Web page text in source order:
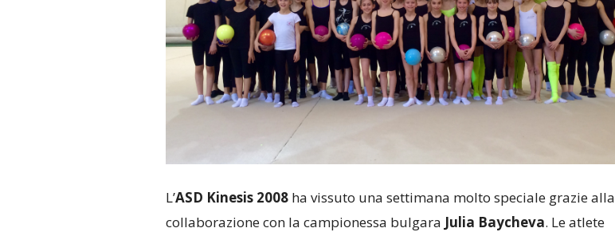
L’ASD Kinesis 2008ha vissuto una settimana molto speciale grazie alla
collaborazione con la campionessa bulgara Julia Baycheva. Le atlete